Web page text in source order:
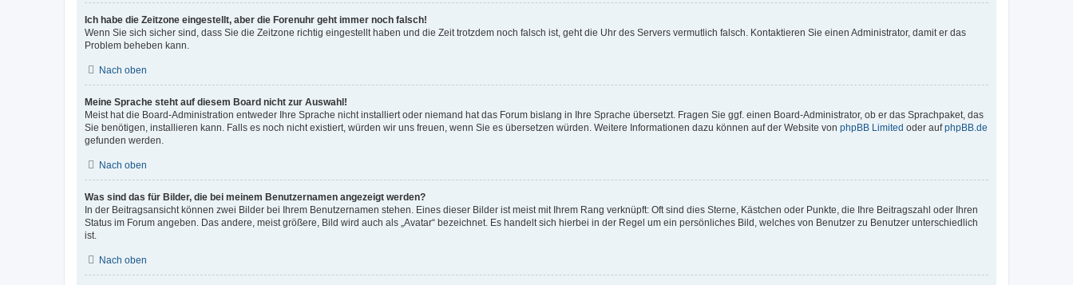
Ich habe die Zeitzone eingestellt, aber die Forenuhr geht immer noch falsch!
Wenn Sie sich sicher sind, dass Sie die Zeitzone richtig eingestellt haben und die Zeit trotzdem noch falsch ist, geht die Uhr des Servers vermutlich falsch. Kontaktieren Sie einen Administrator, damit er das
Problem beheben kann.
Nach oben
Meine Sprache steht auf diesem Board nicht zur Auswahl!
Meist hat die Board-Administration entweder Ihre Sprache nicht installiert oder niemand hat das Forum bislang in Ihre Sprache übersetzt. Fragen Sie ggf. einen Board-Administrator, ob er das Sprachpaket, das
Sie benötigen, installieren kann. Falls es noch nicht existiert, würden wir uns freuen, wenn Sie es übersetzen würden. Weitere Informationen dazu können auf der Website von phpBB Limited oder aufphpBB.de
gefunden werden.
Nach oben
Was sind das für Bilder, die bei meinem Benutzernamen angezeigt werden?
In der Beitragsansicht können zwei Bilder bei Ihrem Benutzernamen stehen. Eines dieser Bilder ist meist mit Ihrem Rang verknüpft: Oft sind dies Sterne, Kästchen oder Punkte, die Ihre Beitragszahl oder Ihren
Status im Forum angeben. Das andere, meist größere, Bild wird auch als „Avatar“ bezeichnet. Es handelt sich hierbei in der Regel um ein persönliches Bild, welches von Benutzer zu Benutzer unterschiedlich
ist.
Nach oben